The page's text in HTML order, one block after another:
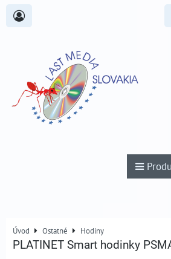
Úvod Ostatné Hodiny
PLATINET Smart hodinky